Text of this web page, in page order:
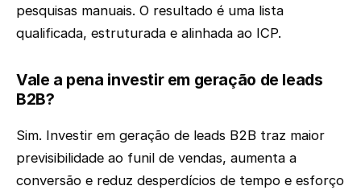
pesquisas manuais. O resultado é uma lista
qualificada, estruturada e alinhada ao ICP.
Vale a pena investir em geração de leads
B2B?
Sim. Investir em geração de leads B2B traz maior
previsibilidade ao funil de vendas, aumenta a
conversão e reduz desperdícios de tempo e esforço